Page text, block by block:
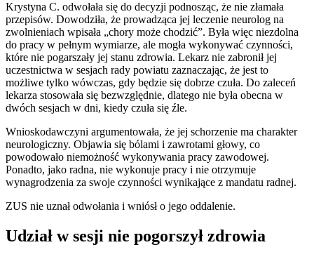
Krystyna C. odwołała się do decyzji podnosząc, że nie złamała
przepisów. Dowodziła, że prowadząca jej leczenie neurolog na
zwolnieniach wpisała „chory może chodzić”. Była więc niezdolna
do pracy w pełnym wymiarze, ale mogła wykonywać czynności,
które nie pogarszały jej stanu zdrowia. Lekarz nie zabronił jej
uczestnictwa w sesjach rady powiatu zaznaczając, że jest to
możliwe tylko wówczas, gdy będzie się dobrze czuła. Do zaleceń
lekarza stosowała się bezwzględnie, dlatego nie była obecna w
dwóch sesjach w dni, kiedy czuła się źle.
Wnioskodawczyni argumentowała, że jej schorzenie ma charakter
neurologiczny. Objawia się bólami i zawrotami głowy, co
powodowało niemożność wykonywania pracy zawodowej.
Ponadto, jako radna, nie wykonuje pracy i nie otrzymuje
wynagrodzenia za swoje czynności wynikające z mandatu radnej.
ZUS nie uznał odwołania i wniósł o jego oddalenie.
Udział w sesji nie pogorszył zdrowia